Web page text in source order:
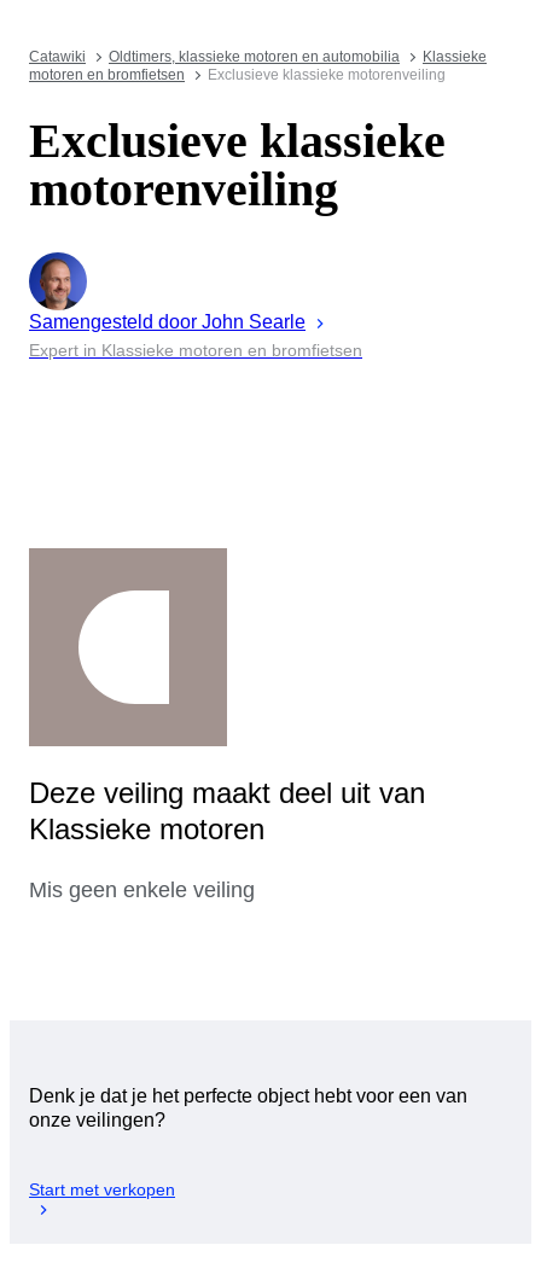
Catawiki Oldtimers, klassieke motoren en automobilia
Klassieke
motoren en bromfietsen
Exclusieve klassieke motorenveiling
Exclusieve klassieke
motorenveiling
Samengesteld door John Searle
Expert in Klassieke motoren en bromfietsen
Deze veiling maakt deel uit van
Klassieke motoren
Mis geen enkele veiling
Denk je dat je het perfecte object hebt voor een van
onze veilingen?
Start met verkopen